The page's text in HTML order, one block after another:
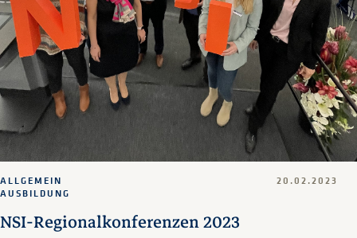
NSI-Regionalkonferenzen 2023
ALLGEMEIN
AUSBILDUNG
20.02.2023